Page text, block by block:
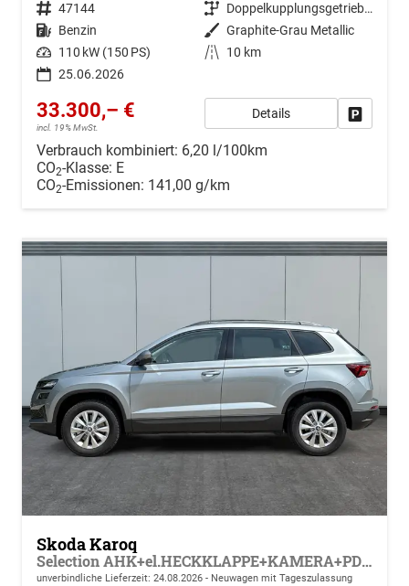
Fahrzeugnr. 47144 Getriebe
Doppelkupplungsgetriebe (DSG)
Kraftstoff Benzin Außenfarbe Graphite-Grau Metallic
Leistung 110 kW (150 PS) Kilometerstand
10 km
25.06.2026
33.300,– €
incl. 19% MwSt.
Details
Verbrauch kombiniert: 6,20 l/100km
CO2-Klasse: E
CO2-Emissionen: 141,00 g/km
Skoda Karoq
Selection AHK+el.HECKKLAPPE+KAMERA+PDC+ACC
unverbindliche Lieferzeit: 24.08.2026 Neuwagen mit Tageszulassung